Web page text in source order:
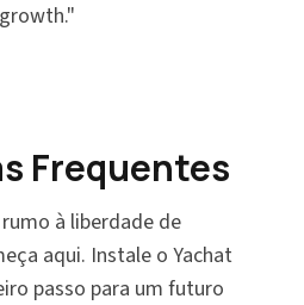
growth."
Frequentes
à liberdade de
aqui. Instale o Yachat
passo para um futuro